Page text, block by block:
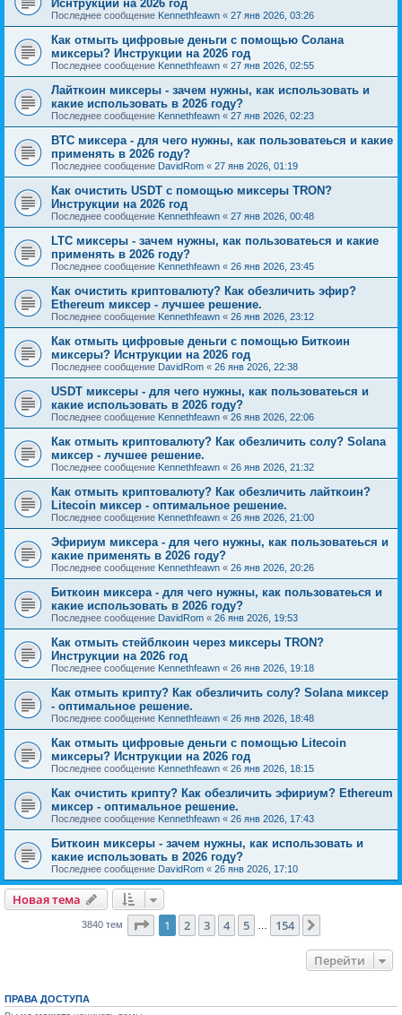
Иснтрукции на 2026 год
Последнее сообщение Kennethfeawn « 27 янв 2026, 03:26
Как отмыть цифровые деньги с помощью Солана
миксеры? Инструкции на 2026 год
Последнее сообщение Kennethfeawn « 27 янв 2026, 02:55
Лайткоин миксеры - зачем нужны, как использовать и
какие использовать в 2026 году?
Последнее сообщение Kennethfeawn « 27 янв 2026, 02:23
BTC миксера - для чего нужны, как пользоватеься и какие
применять в 2026 году?
Последнее сообщение DavidRom « 27 янв 2026, 01:19
Как очистить USDT с помощью миксеры TRON?
Инструкции на 2026 год
Последнее сообщение Kennethfeawn « 27 янв 2026, 00:48
LTC миксеры - зачем нужны, как пользоватеься и какие
применять в 2026 году?
Последнее сообщение Kennethfeawn « 26 янв 2026, 23:45
Как очистить криптовалюту? Как обезличить эфир?
Ethereum миксер - лучшее решение.
Последнее сообщение Kennethfeawn « 26 янв 2026, 23:12
Как отмыть цифровые деньги с помощью Биткоин
миксеры? Иснтрукции на 2026 год
Последнее сообщение DavidRom « 26 янв 2026, 22:38
USDT миксеры - для чего нужны, как пользоватеься и
какие использовать в 2026 году?
Последнее сообщение Kennethfeawn « 26 янв 2026, 22:06
Как отмыть криптовалюту? Как обезличить солу? Solana
миксер - лучшее решение.
Последнее сообщение Kennethfeawn « 26 янв 2026, 21:32
Как отмыть криптовалюту? Как обезличить лайткоин?
Litecoin миксер - оптимальное решение.
Последнее сообщение Kennethfeawn « 26 янв 2026, 21:00
Эфириум миксера - для чего нужны, как пользоватеься и
какие применять в 2026 году?
Последнее сообщение Kennethfeawn « 26 янв 2026, 20:26
Биткоин миксера - для чего нужны, как пользоватеься и
какие использовать в 2026 году?
Последнее сообщение DavidRom « 26 янв 2026, 19:53
Как отмыть стейблкоин через миксеры TRON?
Инструкции на 2026 год
Последнее сообщение Kennethfeawn « 26 янв 2026, 19:18
Как отмыть крипту? Как обезличить солу? Solana миксер
- оптимальное решение.
Последнее сообщение Kennethfeawn « 26 янв 2026, 18:48
Как отмыть цифровые деньги с помощью Litecoin
миксеры? Иснтрукции на 2026 год
Последнее сообщение Kennethfeawn « 26 янв 2026, 18:15
Как очистить крипту? Как обезличить эфириум? Ethereum
миксер - оптимальное решение.
Последнее сообщение Kennethfeawn « 26 янв 2026, 17:43
Биткоин миксеры - зачем нужны, как использовать и
какие использовать в 2026 году?
Последнее сообщение DavidRom « 26 янв 2026, 17:10
Новая тема
3840 тем Страница из 154
1 2 3 4 5 154
Перейти
ПРАВА ДОСТУПА